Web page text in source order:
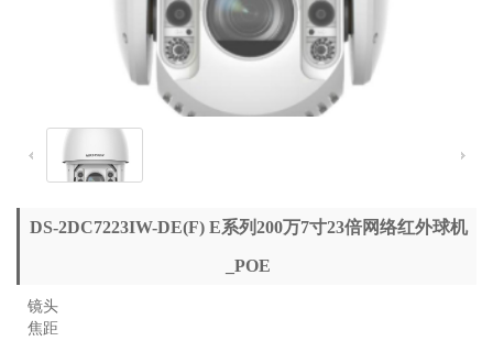
DS-2DC7223IW-DE(F) E系列200万7寸23倍网络红外球机
_POE
镜头
焦距